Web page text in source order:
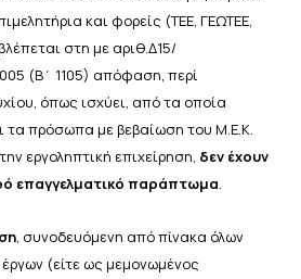
και φορείς (ΤΕΕ, ΓΕΩΤΕΕ,
στη με αριθ.Δ15/
(Β΄ 1105) απόφαση, περί
όπως ισχύει, από τα οποία
τα πρόσωπα με βεβαίωση του Μ.Ε.Κ.
εργοληπτική επιχείρηση, δεν έχουν
επαγγελματικό παράπτωμα
, συνοδευόμενη από πίνακα όλων
(είτε ως μεμονωμένος